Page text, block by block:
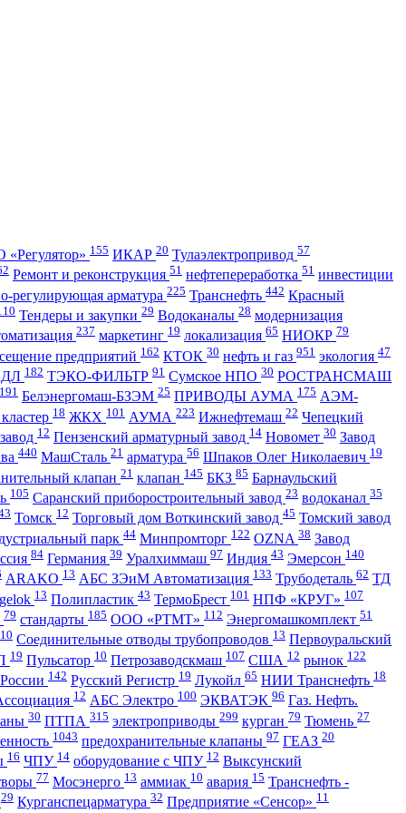
155 ИКАР 20 Тулаэлектропривод 57
Ремонт и реконструкция 51 нефтепереработка 51 инвестиции
регулирующая арматура 225 Транснефть 442 Красный
Тендеры и закупки 29 Водоканалы 28 модернизация
237 маркетинг 19 локализация 65 НИОКР 79
предприятий 162 КТОК 30 нефть и газ 951 экология 47
182 ТЭКО-ФИЛЬТР 91 Сумское НПО 30 РОСТРАНСМАШ
191 Белэнергомаш-БЗЭМ 25 ПРИВОДЫ АУМА 175 АЭМ-
18 ЖКХ 101 АУМА 223 Ижнефтемаш 22 Чепецкий
12 Пензенский арматурный завод 14 Новомет 30 Завод
440 МашСталь 21 арматура 56 Шпаков Олег Николаевич 19
клапан 21 клапан 145 БКЗ 85 Барнаульский
105 Саранский приборостроительный завод 23 водоканал 35
Томск 12 Торговый дом Воткинский завод 45 Томский завод
парк 44 Минпромторг 122 OZNA 38 Завод
84 Германия 39 Уралхиммаш 97 Индия 43 Эмерсон 140
ARAKO 13 АБС ЗЭиМ Автоматизация 133 Трубодеталь 62 ТД
13 Полипластик 43 ТермоБрест 101 НПФ «КРУГ» 107
79 стандарты 185 ООО «РТМТ» 112 Энергомашкомплект 51
10 Соединительные отводы трубопроводов 13 Первоуральский
19 Пульсатор 10 Петрозаводскмаш 107 США 12 рынок 122
142 Русский Регистр 19 Лукойл 65 НИИ Транснефть 18
12 АБС Электро 100 ЭКВАТЭК 96 Газ. Нефть.
30 ПТПА 315 электроприводы 299 курган 79 Тюмень 27
1043 предохранительные клапаны 97 ГЕАЗ 20
16 ЧПУ 14 оборудование с ЧПУ 12 Выксунский
77 Мосэнерго 13 аммиак 10 авария 15 Транснефть -
29 Курганспецарматура 32 Предприятие «Сенсор» 11